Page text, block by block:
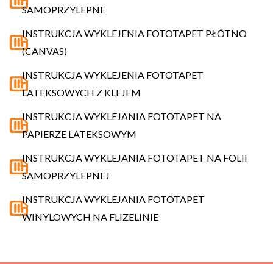
SAMOPRZYLEPNE
INSTRUKCJA WYKLEJENIA FOTOTAPET PŁÓTNO
(CANVAS)
INSTRUKCJA WYKLEJENIA FOTOTAPET
LATEKSOWYCH Z KLEJEM
INSTRUKCJA WYKLEJANIA FOTOTAPET NA
PAPIERZE LATEKSOWYM
INSTRUKCJA WYKLEJANIA FOTOTAPET NA FOLII
SAMOPRZYLEPNEJ
INSTRUKCJA WYKLEJANIA FOTOTAPET
WINYLOWYCH NA FLIZELINIE